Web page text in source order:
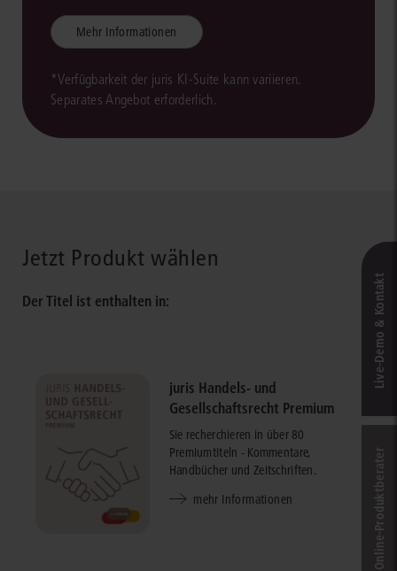
Mehr Informationen
*Verfügbarkeit der juris KI-Suite kann variieren.
Separates Angebot erforderlich.
Jetzt Produkt wählen
Der Titel ist enthalten in:
juris Handels- und
Gesellschaftsrecht Premium
Sie recherchieren in über 80
Premiumtiteln - Kommentare,
Handbücher und Zeitschriften.
mehr Informationen
Live‑Demo & Kontakt
Online-Produkt­berater